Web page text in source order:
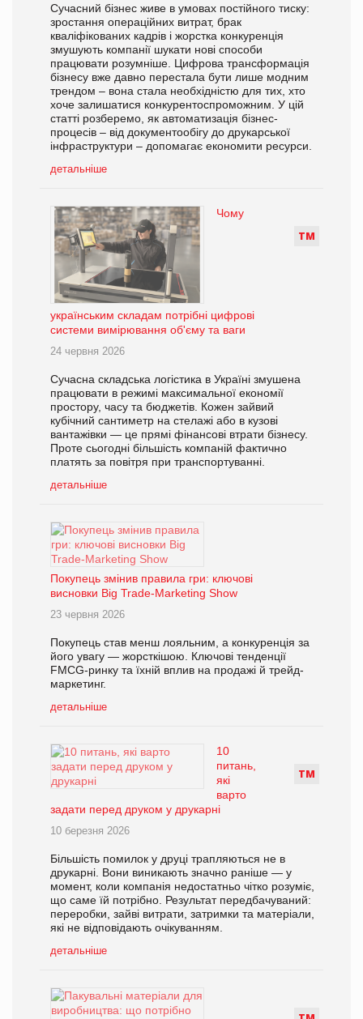
Сучасний бізнес живе в умовах постійного тиску:
зростання операційних витрат, брак
кваліфікованих кадрів і жорстка конкуренція
змушують компанії шукати нові способи
працювати розумніше. Цифрова трансформація
бізнесу вже давно перестала бути лише модним
трендом – вона стала необхідністю для тих, хто
хоче залишатися конкурентоспроможним. У цій
статті розберемо, як автоматизація бізнес-
процесів – від документообігу до друкарської
інфраструктури – допомагає економити ресурси.
детальніше
ТМ
Чому
українським складам потрібні цифрові
системи вимірювання об'єму та ваги
24 червня 2026
Сучасна складська логістика в Україні змушена
працювати в режимі максимальної економії
простору, часу та бюджетів. Кожен зайвий
кубічний сантиметр на стелажі або в кузові
вантажівки — це прямі фінансові втрати бізнесу.
Проте сьогодні більшість компаній фактично
платять за повітря при транспортуванні.
детальніше
Покупець змінив правила гри: ключові
висновки Big Trade-Marketing Show
23 червня 2026
Покупець став менш лояльним, а конкуренція за
його увагу — жорсткішою. Ключові тенденції
FMCG-ринку та їхній вплив на продажі й трейд-
маркетинг.
детальніше
ТМ
10
питань,
які
варто
задати перед друком у друкарні
10 березня 2026
Більшість помилок у друці трапляються не в
друкарні. Вони виникають значно раніше — у
момент, коли компанія недостатньо чітко розуміє,
що саме їй потрібно. Результат передбачуваний:
переробки, зайві витрати, затримки та матеріали,
які не відповідають очікуванням.
детальніше